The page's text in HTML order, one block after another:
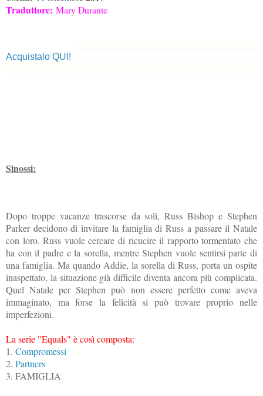
Traduttore: Mary Durante
Acquistalo QUI!
Sinossi:
Dopo troppe vacanze trascorse da soli, Russ Bishop e Stephen
Parker decidono di invitare la famiglia di Russ a passare il Natale
con loro. Russ vuole cercare di ricucire il rapporto tormentato che
ha con il padre e la sorella, mentre Stephen vuole sentirsi parte di
una famiglia. Ma quando Addie, la sorella di Russ, porta un ospite
inaspettato, la situazione già difficile diventa ancora più complicata.
Quel Natale per Stephen può non essere perfetto come aveva
immaginato, ma forse la felicità si può trovare proprio nelle
imperfezioni.
La serie "Equals" è così composta:
1. Compromessi
2. Partners
3. FAMIGLIA